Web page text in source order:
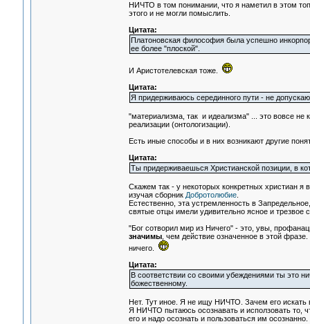
НИЧТО в том понимании, что я наметил в этом
этого и не могли помыслить.
Цитата:
Платоновская философия была успешно
ее более "плоской".
И Аристотелевская тоже.
Цитата:
Я придерживаюсь серединного пути - не
"материализма, так и идеализма" ... это вовсе не
реализации (онтологизации).
Есть иные способы и в них возникают другие
Цитата:
Ты придерживаешься Христианской позиции, в
Скажем так - у некоторых конкретных христиан я
изучая сборник Добротолюбие.
Естественно, эта устремленность в
святые отцы имели удивительно ясное и трезвое
"Бог сотворил мир из Ничего" - это, увы,
значимы, чем действие означенное в этой
ничего.
Цитата:
В соответствии со своими убеждениями ты это
божественному.
Нет. Тут иное. Я не ищу НИЧТО. Зачем его искать
Я НИЧТО пытаюсь осознавать и исползовать то,
его и надо осознать и пользоваться им осознанно.